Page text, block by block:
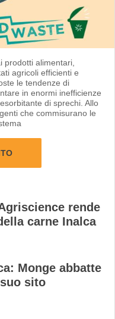
prodotti alimentari,
agricoli efficienti e
le tendenze di
in enormi inefficienze
di sprechi. Allo
che commisurano le
rende
carne Inalca
Monge abbatte
sito